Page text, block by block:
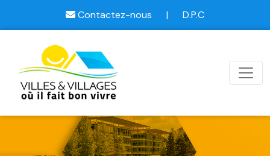
Contactez-nous | D.P.C